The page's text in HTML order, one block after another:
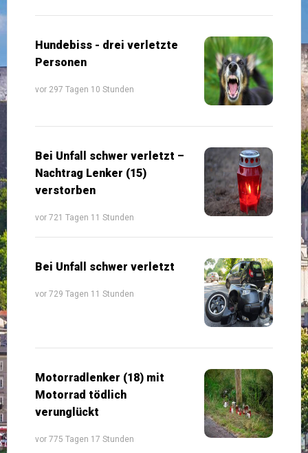
Hundebiss - drei verletzte
Personen
vor 297 Tagen 10 Stunden
Bei Unfall schwer verletzt –
Nachtrag Lenker (15)
verstorben
vor 721 Tagen 11 Stunden
Bei Unfall schwer verletzt
vor 729 Tagen 11 Stunden
Motorradlenker (18) mit
Motorrad tödlich
verunglückt
vor 775 Tagen 17 Stunden